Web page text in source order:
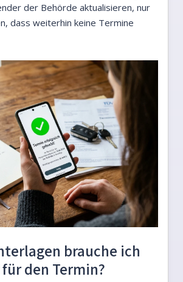
der Behörde aktualisieren, nur
dass weiterhin keine Termine
brauche ich
den Termin?